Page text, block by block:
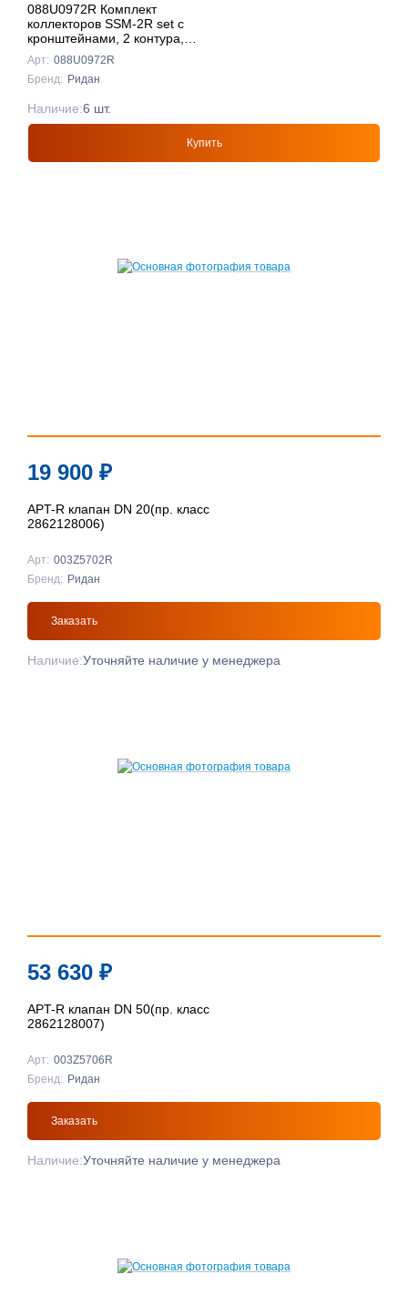
088U0972R Комплект
коллекторов SSM-2R set с
кронштейнами, 2 контура,
Ридан
Арт: 088U0972R
Бренд: Ридан
Купить
Наличие:6 шт.
19 900 ₽
APT-R клапан DN 20(пр. класс
2862128006)
Арт: 003Z5702R
Бренд: Ридан
Заказать
Наличие:Уточняйте наличие у менеджера
53 630 ₽
APT-R клапан DN 50(пр. класс
2862128007)
Арт: 003Z5706R
Бренд: Ридан
Заказать
Наличие:Уточняйте наличие у менеджера